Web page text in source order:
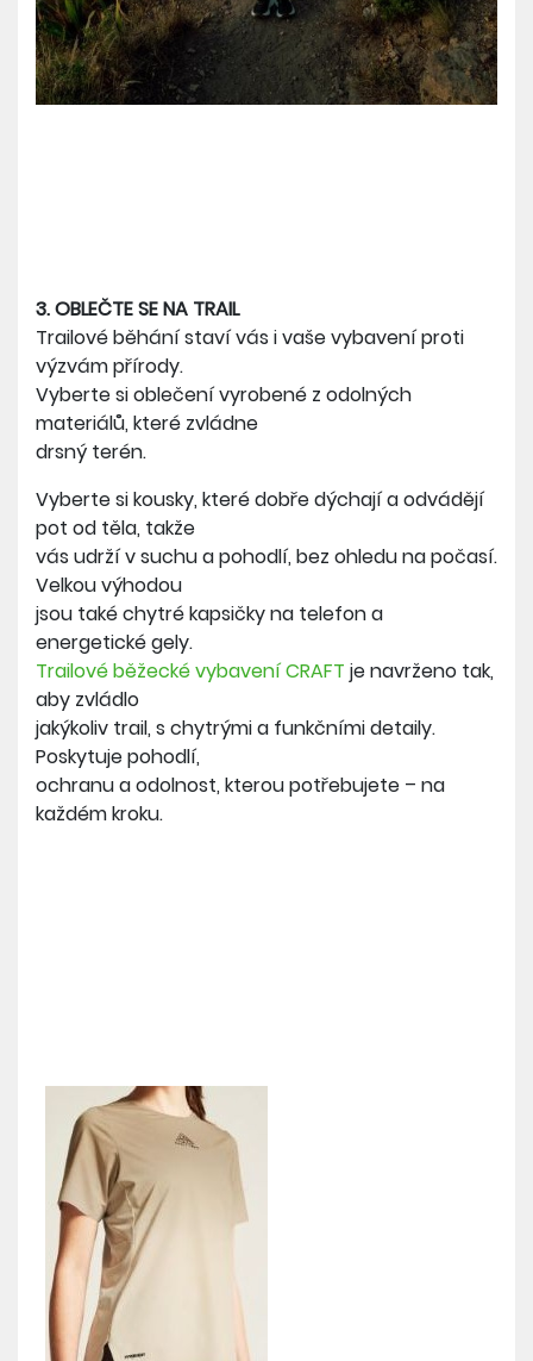
3. OBLEČTE SE NA TRAIL
Trailové běhání staví vás i vaše vybavení proti
výzvám přírody.
Vyberte si oblečení vyrobené z odolných
materiálů, které zvládne
drsný terén.
Vyberte si kousky, které dobře dýchají a odvádějí
pot od těla, takže
vás udrží v suchu a pohodlí, bez ohledu na počasí.
Velkou výhodou
jsou také chytré kapsičky na telefon a
energetické gely.
Trailové běžecké vybavení CRAFT je navrženo tak,
aby zvládlo
jakýkoliv trail, s chytrými a funkčními detaily.
Poskytuje pohodlí,
ochranu a odolnost, kterou potřebujete – na
každém kroku.